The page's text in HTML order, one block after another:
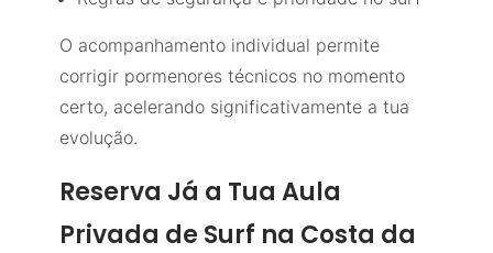
O acompanhamento individual permite
corrigir pormenores técnicos no momento
certo, acelerando significativamente a tua
evolução.
Reserva Já a Tua Aula
Privada de Surf na Costa da